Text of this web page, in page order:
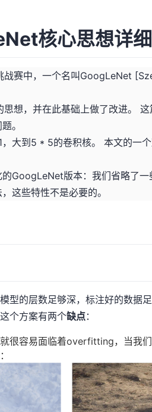
核心思想详
战赛中，一个名叫GoogLeNet
想，并在此基础上做了改进。
。
大到5 * 5的卷积核。 本文的一
GoogLeNet版本：我们省略了
这些特性不是必要的。
型的层数足够深，标注好的数据
个方案有两个缺点：
很容易面临着overfitting，当我